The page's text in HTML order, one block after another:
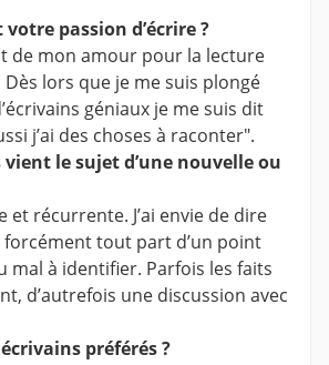
votre passion d’écrire ?
de mon amour pour la lecture
Dès lors que je me suis plongé
géniaux je me suis dit
j’ai des choses à raconter".
le sujet d’une nouvelle ou
et récurrente. J’ai envie de dire
forcément tout part d’un point
mal à identifier. Parfois les faits
d’autrefois une discussion avec
préférés ?